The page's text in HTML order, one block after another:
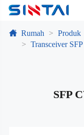
Rumah Produk
Transceiver SFP
SFP